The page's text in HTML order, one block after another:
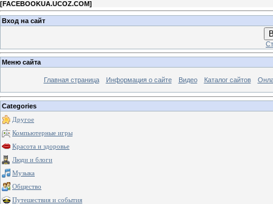
[FACEBOOKUA.UCOZ.COM]
Вход на сайт
Меню сайта
Главная страница Информация о сайте Видео Каталог сайтов
Categories
Другое
Компьютерные игры
Красота и здоровье
Люди и блоги
Музыка
Общество
Путешествия и события